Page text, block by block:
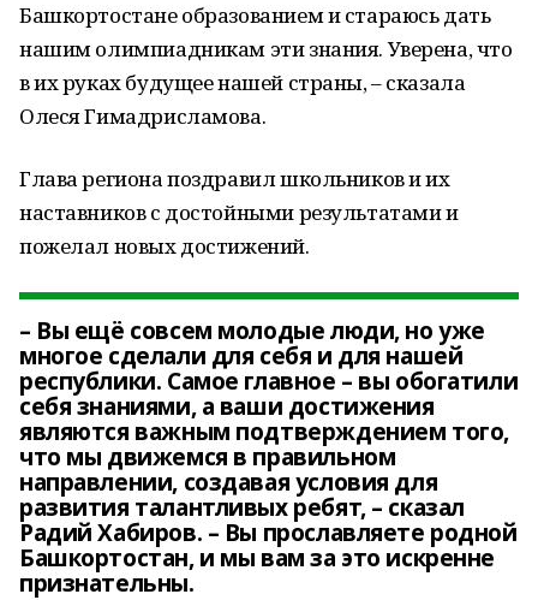
Башкортостане образованием и стараюсь дать
нашим олимпиадникам эти знания. Уверена, что
в их руках будущее нашей страны, – сказала
Олеся Гимадрисламова.
Глава региона поздравил школьников и их
наставников с достойными результатами и
пожелал новых достижений.
– Вы ещё совсем молодые люди, но уже
многое сделали для себя и для нашей
республики. Самое главное – вы обогатили
себя знаниями, а ваши достижения
являются важным подтверждением того,
что мы движемся в правильном
направлении, создавая условия для
развития талантливых ребят, – сказал
Радий Хабиров. – Вы прославляете родной
Башкортостан, и мы вам за это искренне
признательны.